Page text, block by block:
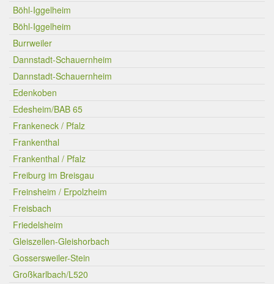
Böhl-Iggelheim
Böhl-Iggelheim
Burrweiler
Dannstadt-Schauernheim
Dannstadt-Schauernheim
Edenkoben
Edesheim/BAB 65
Frankeneck / Pfalz
Frankenthal
Frankenthal / Pfalz
Freiburg im Breisgau
Freinsheim / Erpolzheim
Freisbach
Friedelsheim
Gleiszellen-Gleishorbach
Gossersweiler-Stein
Großkarlbach/L520